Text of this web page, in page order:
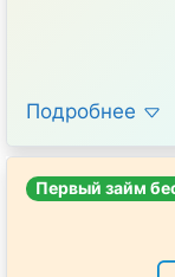
Подробнее
Первый займ